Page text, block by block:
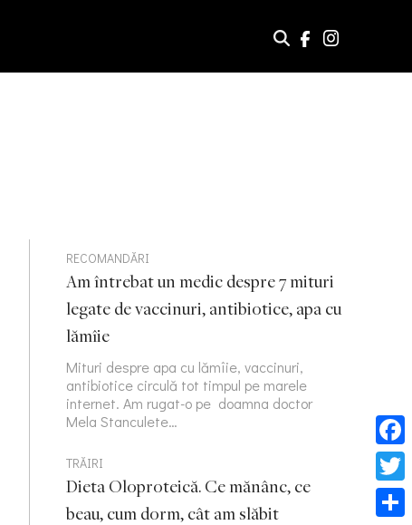
RECOMANDĂRI
Am întrebat un medic despre 7 mituri
legate de vaccinuri, antibiotice, apa cu
lămîie
Mituri despre apa cu lămîie, vaccinuri,
antibiotice circulă tot timpul pe marele
internet. Am rugat-o pe doamna doctor
Mela Stanculete…
TRĂIRI
Dieta Oloproteică. Ce mănânc, ce
beau, cum dorm, cât am slăbit